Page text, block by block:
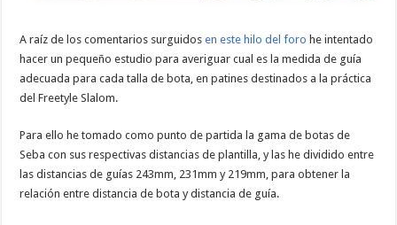
A raíz de los comentarios surguidosen este hilo del foro he intentado
hacer un pequeño estudio para averiguar cual es la medida de guía
adecuada para cada talla de bota, en patines destinados a la práctica
del Freetyle Slalom.
Para ello he tomado como punto de partida la gama de botas de
Seba con sus respectivas distancias de plantilla, y las he dividido entre
las distancias de guías 243mm, 231mm y 219mm, para obtener la
relación entre distancia de bota y distancia de guía.